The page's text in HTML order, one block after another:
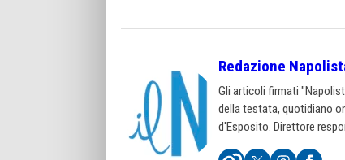
Redazione
Gli articoli firmati
della testata, quotidiano
d'Esposito. Direttore